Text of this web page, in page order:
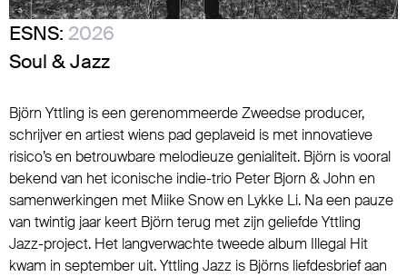
ESNS: 2026
Soul & Jazz
Björn Yttling is een gerenommeerde Zweedse producer,
schrijver en artiest wiens pad geplaveid is met innovatieve
risico’s en betrouwbare melodieuze genialiteit. Björn is vooral
bekend van het iconische indie-trio Peter Bjorn & John en
samenwerkingen met Miike Snow en Lykke Li. Na een pauze
van twintig jaar keert Björn terug met zijn geliefde Yttling
Jazz-project. Het langverwachte tweede album Illegal Hit
kwam in september uit. Yttling Jazz is Björns liefdesbrief aan